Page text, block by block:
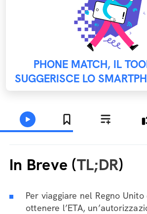
PHONE MATCH, IL
SUGGERISCE LO
In Breve (TL;DR)
Per viaggiare nel Regno
ottenere l’ETA,